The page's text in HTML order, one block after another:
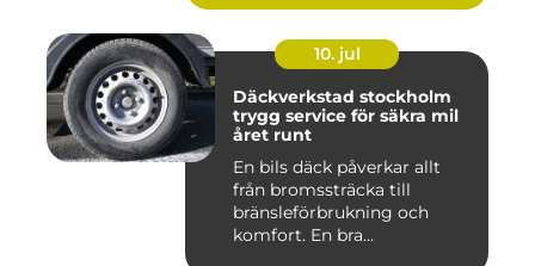
10. jul
Däckverkstad stockholm
trygg service för säkra mil
året runt
En bils däck påverkar allt
från bromssträcka till
bränsleförbrukning och
komfort. En bra